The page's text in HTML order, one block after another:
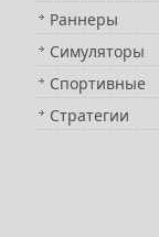
Раннеры
Симуляторы
Спортивные
Стратегии